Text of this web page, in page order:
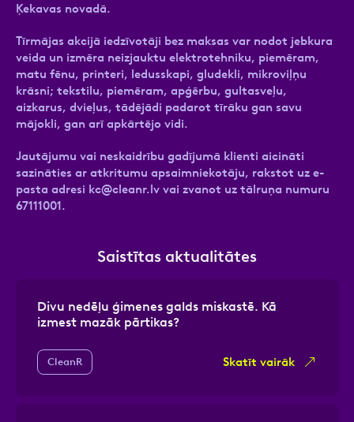
Ķekavas novadā.
Tīrmājas akcijā iedzīvotāji bez maksas var nodot jebkura
veida un izmēra neizjauktu elektrotehniku, piemēram,
matu fēnu, printeri, ledusskapi, gludekli, mikroviļņu
krāsni; tekstilu, piemēram, apģērbu, gultasveļu,
aizkarus, dvieļus, tādējādi padarot tīrāku gan savu
mājokli, gan arī apkārtējo vidi.
Jautājumu vai neskaidrību gadījumā klienti aicināti
sazināties ar atkritumu apsaimniekotāju, rakstot uz e-
pasta adresi kc@cleanr.lv vai zvanot uz tālruņa numuru
67111001.
Saistītas aktualitātes
Divu nedēļu ģimenes galds miskastē. Kā
izmest mazāk pārtikas?
CleanR Skatīt vairāk